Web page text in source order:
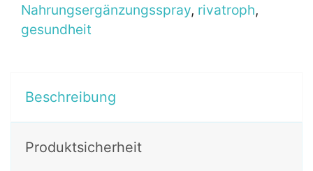
Nahrungsergänzungsspray, rivatroph,
gesundheit
Beschreibung
Produktsicherheit